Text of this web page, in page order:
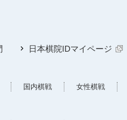
日本棋院IDマイページ
国内棋戦 女性棋戦